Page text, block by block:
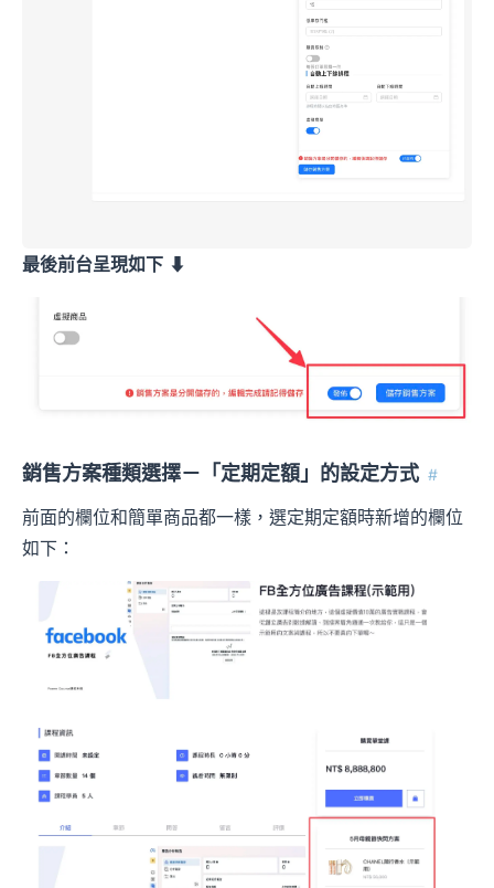
最後前台呈現如下 ⬇︎
銷售方案種類選擇－「定期定額」的設定方式 #
前面的欄位和簡單商品都一樣，選定期定額時新增的欄位
如下：